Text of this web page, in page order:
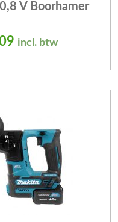
V Boorhamer
prijs
Huidige prijs is:
incl. btw